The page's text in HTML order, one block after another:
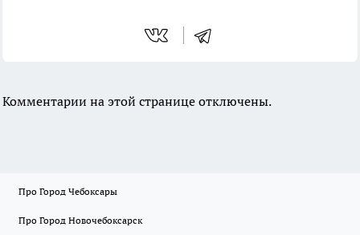
Комментарии на этой странице отключены.
Про Город Чебоксары
Про Город Новочебоксарск